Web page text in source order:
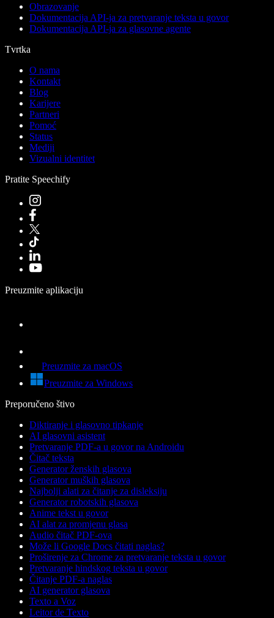
Obrazovanje
Dokumentacija API-ja za pretvaranje teksta u govor
Dokumentacija API-ja za glasovne agente
Tvrtka
O nama
Kontakt
Blog
Karijere
Partneri
Pomoć
Status
Mediji
Vizualni identitet
Pratite Speechify
Preuzmite aplikaciju
Preuzmite za macOS
Preuzmite za Windows
Preporučeno štivo
Diktiranje i glasovno tipkanje
AI glasovni asistent
Pretvaranje PDF-a u govor na Androidu
Čitač teksta
Generator ženskih glasova
Generator muških glasova
Najbolji alati za čitanje za disleksiju
Generator robotskih glasova
Anime tekst u govor
AI alat za promjenu glasa
Audio čitač PDF-ova
Može li Google Docs čitati naglas?
Proširenje za Chrome za pretvaranje teksta u govor
Pretvaranje hindskog teksta u govor
Čitanje PDF-a naglas
AI generator glasova
Texto a Voz
Leitor de Texto